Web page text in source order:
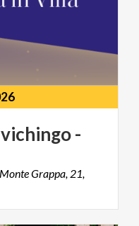
vichingo-
Grappa, 21,